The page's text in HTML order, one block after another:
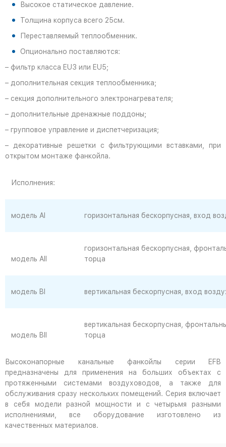
Высокое статическое давление.
Толщина корпуса всего 25см.
Переставляемый теплообменник.
Опционально поставляются:
– фильтр класса EU3 или EU5;
– дополнительная секция теплообменника;
– секция дополнительного электронагревателя;
– дополнительные дренажные поддоны;
– групповое управление и диспетчеризация;
– декоративные решетки с фильтрующими вставками, при
открытом монтаже фанкойла.
Исполнения:
модель Al горизонтальная бескорпусная, вход
модель AII
горизонтальная бескорпусная,
торца
модель BI вертикальная бескорпусная, вход
модель BII
вертикальная бескорпусная,
торца
Высоконапорные канальные фанкойлы серии EFB
предназначены для применения на больших объектах с
протяженными системами воздуховодов, а также для
обслуживания сразу нескольких помещений. Серия включает
в себя модели разной мощности и с четырьмя разными
исполнениями, все оборудование изготовлено из
качественных материалов.